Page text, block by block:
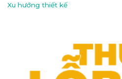
Xu hướng thiết kế